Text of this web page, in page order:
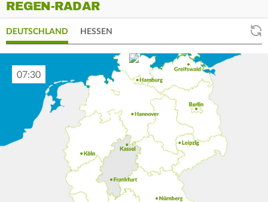
REGEN-RADAR
DEUTSCHLAND HESSEN
07:40